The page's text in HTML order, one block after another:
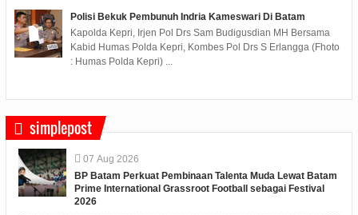
Polisi Bekuk Pembunuh Indria Kameswari Di Batam
Kapolda Kepri, Irjen Pol Drs Sam Budigusdian MH Bersama
Kabid Humas Polda Kepri, Kombes Pol Drs S Erlangga (Fhoto
: Humas Polda Kepri) ...
simplepost
07 Aug 2026
BP Batam Perkuat Pembinaan Talenta Muda Lewat Batam
Prime International Grassroot Football sebagai Festival
2026